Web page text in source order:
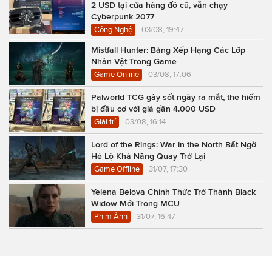
2 USD tại cửa hàng đồ cũ, vẫn chạy
Cyberpunk 2077
Công Nghệ 03/08, 19:47
Mistfall Hunter: Bảng Xếp Hạng Các Lớp
Nhân Vật Trong Game
Game Online 03/08, 17:06
Palworld TCG gây sốt ngày ra mắt, thẻ hiếm
bị đầu cơ với giá gần 4.000 USD
Giải trí 03/08, 16:14
Lord of the Rings: War in the North Bất Ngờ
Hé Lộ Khả Năng Quay Trở Lại
Game Offline 31/07, 17:30
Yelena Belova Chính Thức Trở Thành Black
Widow Mới Trong MCU
Phim Ảnh 31/07, 16:47